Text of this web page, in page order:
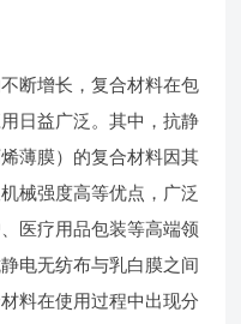
断增长，复合材料在包
日益广泛。其中，抗静
薄膜）的复合材料因其
械强度高等优点，广泛
医疗用品包装等高端领
电无纺布与乳白膜之间
料在使用过程中出现分